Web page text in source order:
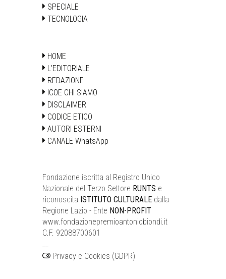
SPECIALE
TECNOLOGIA
HOME
L'EDITORIALE
REDAZIONE
ICOE CHI SIAMO
DISCLAIMER
CODICE ETICO
AUTORI ESTERNI
CANALE WhatsApp
Fondazione iscritta al Registro Unico
Nazionale del Terzo Settore RUNTS e
riconoscita ISTITUTO CULTURALE dalla
Regione Lazio - Ente NON-PROFIT
www.fondazionepremioantoniobiondi.it
C.F. 92088700601
Privacy e Cookies (GDPR)